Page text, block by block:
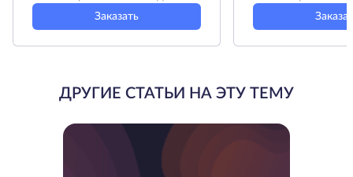
Заказать
ДРУГИЕ СТАТЬИ НА ЭТУ ТЕМУ